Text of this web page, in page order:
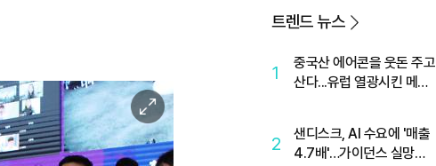
이
미
지
트렌드 뉴스
1
중국산 에어콘을 웃돈 주고
산다...유럽 열광시킨 메이
2
샌디스크, AI 수요에 '매출
4.7배'…가이던스 실망에